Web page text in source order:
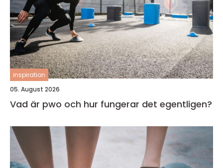
inspiration
05. August 2026
Vad är pwo och hur fungerar det egentligen?